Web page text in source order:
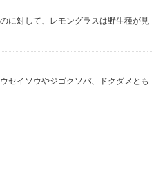
に対して、レモングラスは野生種が見
セイソウやジゴクソバ、ドクダメとも